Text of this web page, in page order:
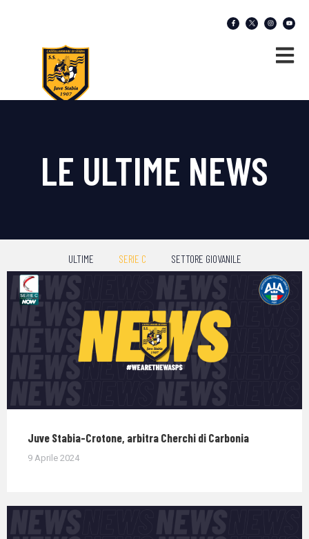
LE ULTIME NEWS
ULTIME SERIE C SETTORE GIOVANILE
Juve Stabia-Crotone, arbitra Cherchi di Carbonia
9 Aprile 2024